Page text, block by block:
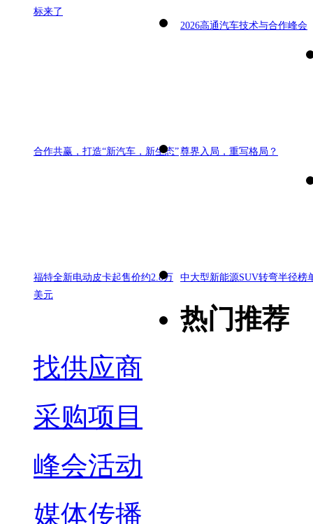
标来了
2026高通汽车技术与合作峰会
合作共赢，打造“新汽车，新生态”尊界入局，重写格局？
福特全新电动皮卡起售价约2.8万
美元
中大型新能源SUV转弯半径榜
热门推荐
找供应商
采购项目
峰会活动
媒体传播